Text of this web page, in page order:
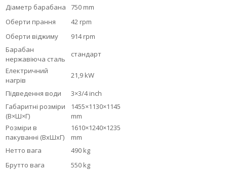
Діаметр барабана
750 mm
Оберти прання
42 rpm
Оберти віджиму
914 rpm
Барабан
нержавіюча сталь
стандарт
Електричний
нагрів
21,9 kW
Підведення води
3×3/4 inch
Габаритні розміри
(В×Ш×Г)
1455×1130×1145
mm
Розміри в
пакуванні (ВхШхГ)
1610×1240×1235
mm
Нетто вага
490 kg
Брутто вага
550 kg